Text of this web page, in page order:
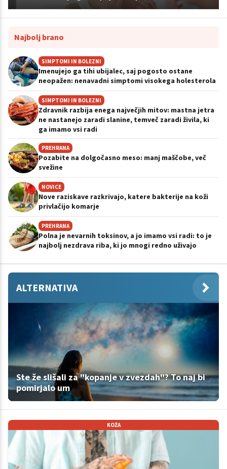
Najbolj brano
SIMPTOMI IN BOLEZNI
Imenujejo ga tihi ubijalec, saj pogosto ostane
neopažen: nenavadni simptomi visokega holesterola
SIMPTOMI IN BOLEZNI
Zdravnik razbija enega največjih mitov: mastna jetra
ne nastanejo zaradi slanine, temveč zaradi živila, ki
ga imamo vsi radi
PREHRANA
Pozabite na dolgočasno meso: manj maščobe, več
svežine
NOVICE
Nove raziskave razkrivajo, katere bakterije na koži
privlačijo komarje
PREHRANA
Polna je nevarnih toksinov, a jo imamo vsi radi: to je
najbolj nezdrava riba, ki jo mnogi redno uživajo
ALTERNATIVA
Ste že slišali za "kopanje v zvezdah"? To naj bi
pomirjalo um
KOŽA